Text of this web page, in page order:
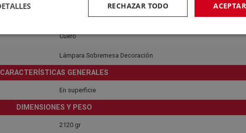
Cuero
Lámpara Sobremesa Decoración
CARACTERÍSTICAS GENERALES
En superficie
DIMENSIONES Y PESO
2120 gr
RECHAZAR TODO